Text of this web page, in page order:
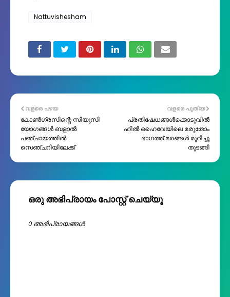
Nattuvishesham
വളരെ പുതിയ
പ്രതിഷേധങ്ങൾക്കൊടുവിൽ
ഹിൽ ഹൈവേയിലെ മരുതോം
ഭാഗത്ത്‌ മരങ്ങൾ മുറിച്ചു
തുടങ്ങി
വളരെ പഴയ
കോൺഗ്രസിന്റെ സിയുസി
യോഗങ്ങൾ ബളാൽ
പഞ്ചായത്തിൽ
സെഞ്ചറിയിലേക്ക്
ഒരു അഭിപ്രായം പോസ്റ്റ് ചെയ്യൂ
0 അഭിപ്രായങ്ങള്‍